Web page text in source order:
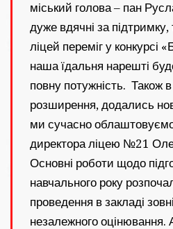
міський голова – пан
дуже вдячні за
ліцей переміг у конкурсі
наша їдальня нарешті
повну потужність. Також
розширення, додались
ми сучасно
директора ліцею №21
Основні роботи щодо
навчального року
проведення в закладі
незалежного оцінювання.